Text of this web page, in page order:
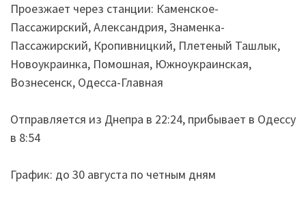
Проезжает через станции: Каменское-
Пассажирский, Александрия, Знаменка-
Пассажирский, Кропивницкий, Плетеный Ташлык,
Новоукраинка, Помошная, Южноукраинская,
Вознесенск, Одесса-Главная
Отправляется из Днепра в 22:24, прибывает в Одессу
в 8:54
График: до 30 августа по четным дням